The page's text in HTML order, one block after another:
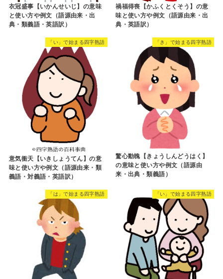
衣冠盛事【いかんせいじ】の意味
と使い方や例文（語源由来・出
典・類義語・英語訳）
禍福得喪【かふくとくそう】の意
味と使い方や例文（語源由来・出
典・英語訳）
「い」で始まる四字熟語
意気衝天【いきしょうてん】の意
味と使い方や例文（語源由来・類
義語・対義語・英語訳）
「き」で始まる四字熟語
驚心動魄【きょうしんどうはく】
の意味と使い方や例文（語源由
来・出典・類義語）
「は」で始まる四字熟語 「い」で始まる四字熟語